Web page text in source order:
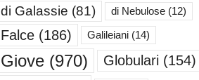
di Galassie (81) di Nebulose(12)
Falce(186) Galileiani(14)
Giove(970) Globulari (154)